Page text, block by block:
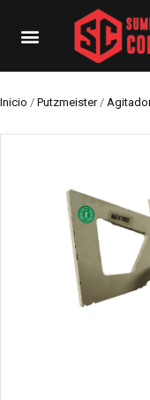
Inicio / Putzmeister/